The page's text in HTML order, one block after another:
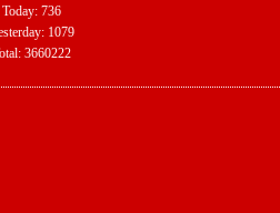
Today: 736
1079
3660222